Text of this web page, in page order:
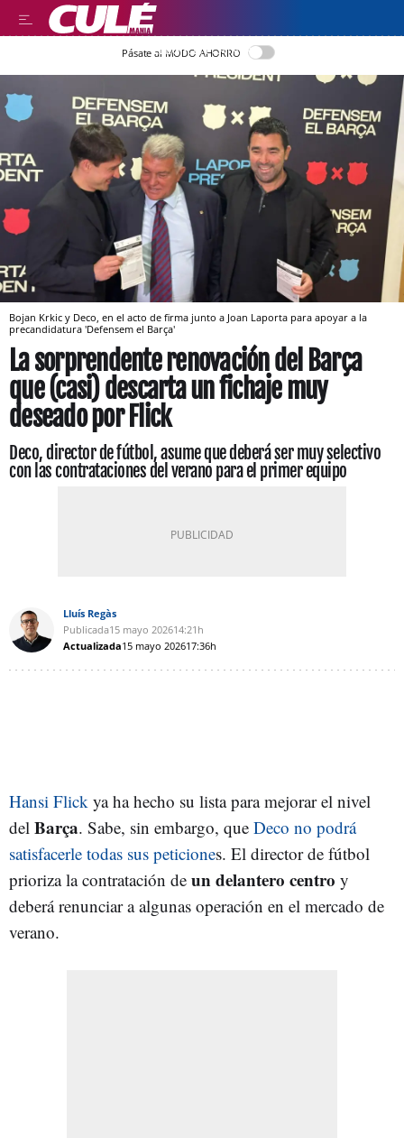
LLEGIR EN CATALÀ
Pásate al MODO AHORRO
Bojan Krkic y Deco, en el acto de firma junto a Joan Laporta para apoyar a la
precandidatura 'Defensem el Barça'
La sorprendente renovación del Barça
que (casi) descarta un fichaje muy
deseado por Flick
Deco, director de fútbol, asume que deberá ser muy selectivo
con las contrataciones del verano para el primer equipo
Lluís Regàs
Publicada15 mayo 202614:21h
Actualizada15 mayo 202617:36h
Hansi Flick ya ha hecho su lista para mejorar el nivel
del Barça. Sabe, sin embargo, que Deco no podrá
satisfacerle todas sus peticiones. El director de fútbol
prioriza la contratación de un delantero centro y
deberá renunciar a algunas operación en el mercado de
verano.